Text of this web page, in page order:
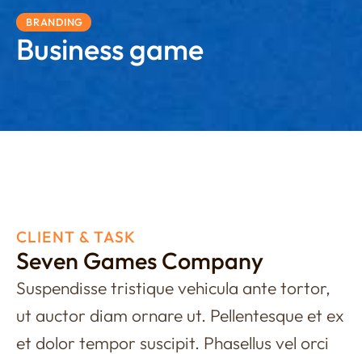
BRANDING
Business game
CLIENT & TASK
Seven Games Company
Suspendisse tristique vehicula ante tortor,
ut auctor diam ornare ut. Pellentesque et ex
et dolor tempor suscipit. Phasellus vel orci